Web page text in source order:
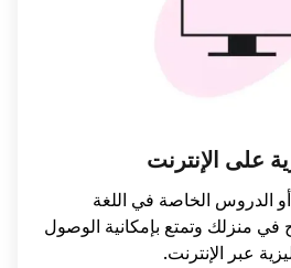
على الإنترنت
الدروس الخاصة في اللغة
في منزلك وتمتع بإمكانية الوصول
عبر الإنترنت.